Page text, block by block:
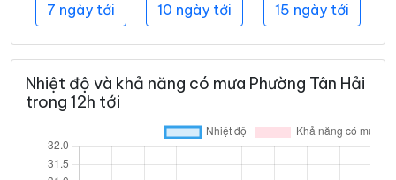
7 ngày tới 10 ngày tới 15 ngày tới
Nhiệt độ và khả năng có mưa Phường Tân Hải
trong 12h tới